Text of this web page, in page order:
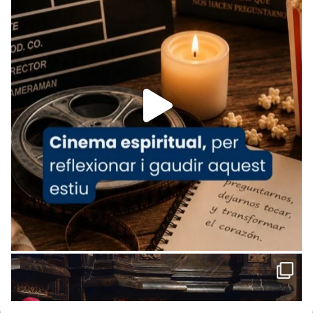
www.vaticannews.va/es/iglesia/news/2026-
07/carmina-historia-depresion-papa-viaje-
espana-testimoni...
Foto
View on Facebook · Share
Arquebisbat de Barcelona
2 weeks ago
«Avui les santes Juliana i Semproniana ens
ajuden a alçar la mirada»
Mons. Sergi Gordo, bisbe de Tortosa, ha
presidit aquest 27 de juliol la missa de Les
Santes de Mataró.
🔗tinyurl.com/cvu5jmbk
📸 J. Merino